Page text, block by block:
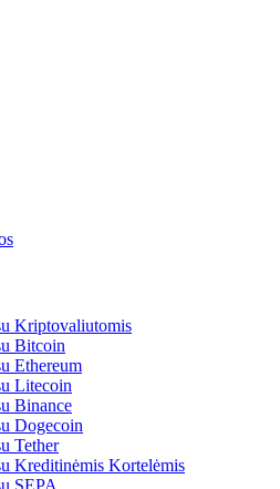
Kriptovaliutomis
Bitcoin
Ethereum
Litecoin
Binance
Dogecoin
Tether
Kreditinėmis Kortelėmis
SEPA